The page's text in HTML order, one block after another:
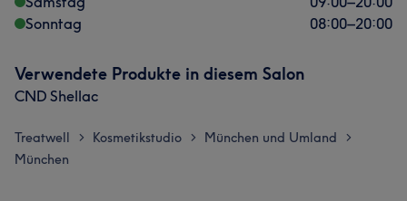
Sonntag
08:00–20:00
Verwendete Produkte in diesem Salon
CND Shellac
Treatwell > Kosmetikstudio > München und Umland >
München